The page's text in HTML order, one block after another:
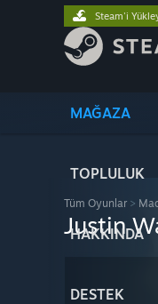
MAĞAZA
TOPLULUK
HAKKINDA
DESTEK
Steam'i
Tüm Oyunlar >
Justin